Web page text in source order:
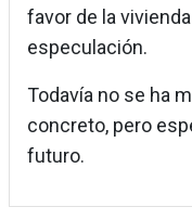
favor de la
especulación.
Todavía no se ha
concreto, pero
futuro.